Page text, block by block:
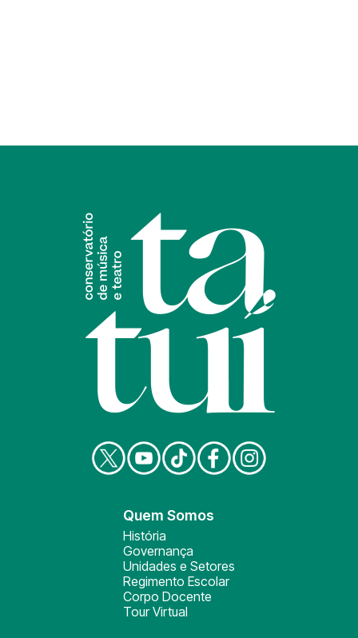
Quem Somos
História
Governança
Unidades e Setores
Regimento Escolar
Corpo Docente
Tour Virtual